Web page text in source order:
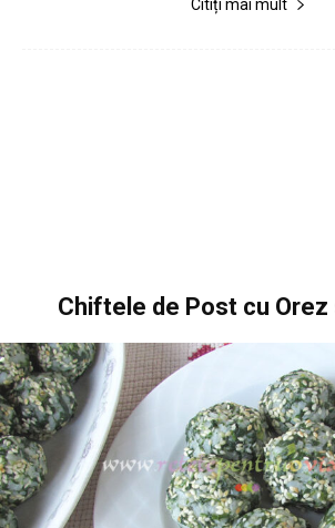
Citiți mai mult
Chiftele de Post cu Orez